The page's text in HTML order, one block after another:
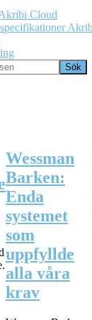
Cloud
Wessman
Barken:
Enda
systemet
som
uppfyllde
alla våra
krav